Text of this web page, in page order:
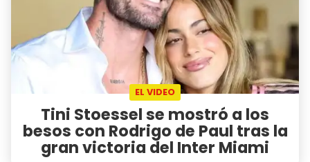
EL VIDEO
Tini Stoessel se mostró a los
besos con Rodrigo de Paul tras la
gran victoria del Inter Miami